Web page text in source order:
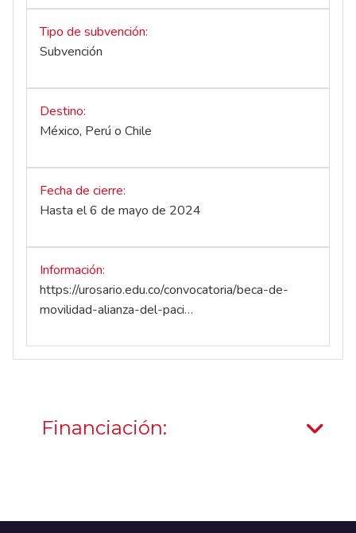
Tipo de subvención
Subvención
Destino
México, Perú o Chile
Fecha de cierre
Hasta el 6 de mayo de 2024
Información
https://urosario.edu.co/convocatoria/beca-de-
movilidad-alianza-del-paci…
Financiación: